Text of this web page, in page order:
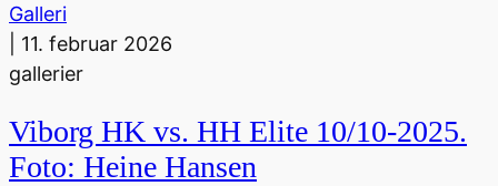
Galleri
11. februar 2026
gallerier
Viborg HK vs. HH Elite 10/10-2025.
Foto: Heine Hansen